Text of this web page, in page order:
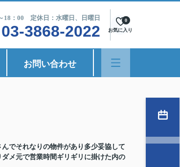
18：00 定休日：水曜日、日曜日
03-3868-2022 お気に入り
0
お問い合わせ
でそれなりの物件があり多少妥協して
メ元で営業時間ギリギリに掛けた内の